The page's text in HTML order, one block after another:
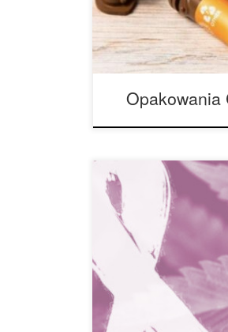
Opakowania
Biorąc pod uwagę
momencie ich życia,
ktoś z twoich bliskich
jakiejkolwiek innej
marihuany jako część […]